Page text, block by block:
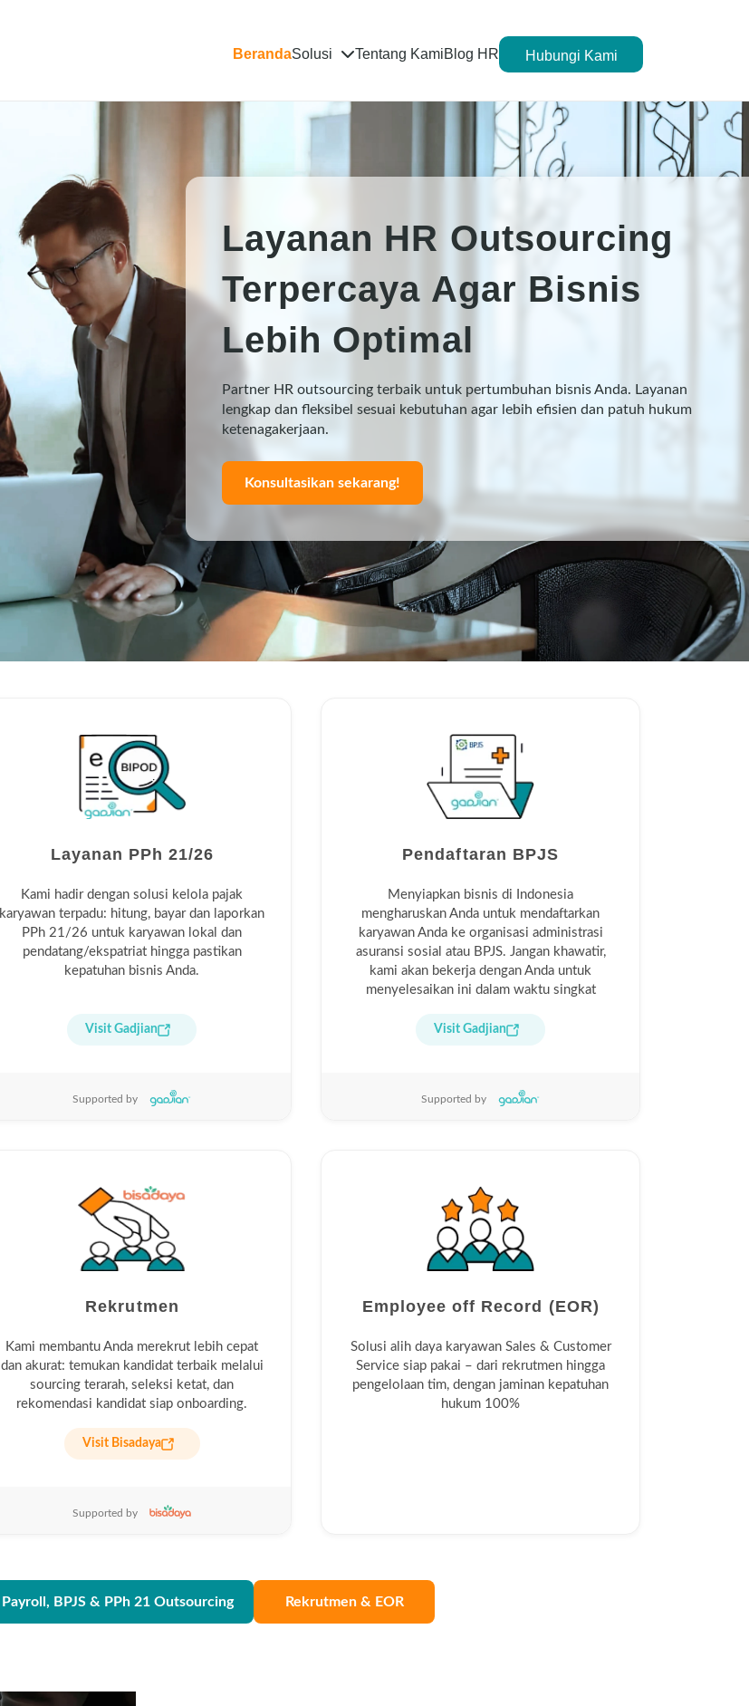
BerandaSolusi Tentang KamiBlog HR Hubungi Kami
Layanan HR Outsourcing
Terpercaya Agar Bisnis
Lebih Optimal
Partner HR outsourcing terbaik untuk pertumbuhan bisnis Anda. Layanan
lengkap dan fleksibel sesuai kebutuhan agar lebih efisien dan patuh hukum
ketenagakerjaan.
Konsultasikan sekarang!
Layanan PPh 21/26
Kami hadir dengan solusi kelola pajak
karyawan terpadu: hitung, bayar dan laporkan
PPh 21/26 untuk karyawan lokal dan
pendatang/ekspatriat hingga pastikan
kepatuhan bisnis Anda.
Visit Gadjian
Supported by
Pendaftaran BPJS
Menyiapkan bisnis di Indonesia
mengharuskan Anda untuk mendaftarkan
karyawan Anda ke organisasi administrasi
asuransi sosial atau BPJS. Jangan khawatir,
kami akan bekerja dengan Anda untuk
menyelesaikan ini dalam waktu singkat
Visit Gadjian
Supported by
Rekrutmen
Kami membantu Anda merekrut lebih cepat
dan akurat: temukan kandidat terbaik melalui
sourcing terarah, seleksi ketat, dan
rekomendasi kandidat siap onboarding.
Visit Bisadaya
Supported by
Employee off Record (EOR)
Solusi alih daya karyawan Sales & Customer
Service siap pakai – dari rekrutmen hingga
pengelolaan tim, dengan jaminan kepatuhan
hukum 100%
Payroll, BPJS & PPh 21 Outsourcing Rekrutmen & EOR